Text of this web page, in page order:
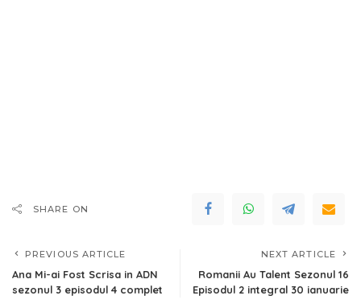
SHARE ON
PREVIOUS ARTICLE
Ana Mi-ai Fost Scrisa in ADN
sezonul 3 episodul 4 complet
NEXT ARTICLE
Romanii Au Talent Sezonul 16
Episodul 2 integral 30 ianuarie